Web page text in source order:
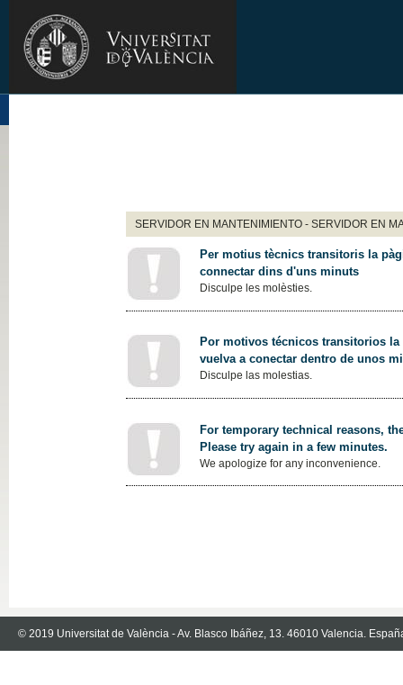
SERVIDOR EN MANTENIMIENTO - SERVIDOR EN
Per motius tècnics transitoris la
connectar dins d'uns minuts
Disculpe les molèsties.
Por motivos técnicos transitorios
vuelva a conectar dentro de unos
Disculpe las molestias.
For temporary technical reasons,
Please try again in a few minutes.
We apologize for any inconvenience.
© 2019 Universitat de València - Av. Blasco Ibáñez, 13. 46010 Valencia.